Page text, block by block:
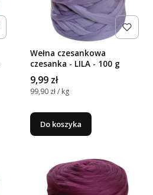
Wełna czesankowa
czesanka - LILA - 100 g
Cena
9,99 zł
Cena jednostkowa
99,90 zł / kg
Do koszyka